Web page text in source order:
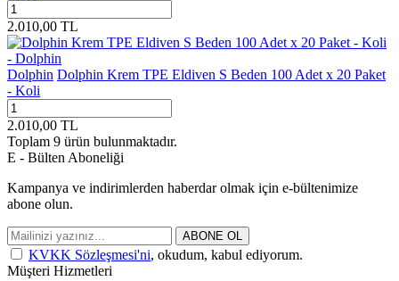
2.010,00 TL
Dolphin Dolphin Krem TPE Eldiven S Beden 100 Adet x 20 Paket
- Koli
2.010,00 TL
Toplam 9 ürün bulunmaktadır.
E - Bülten Aboneliği
Kampanya ve indirimlerden haberdar olmak için e-bültenimize
abone olun.
ABONE OL
KVKK Sözleşmesi'ni, okudum, kabul ediyorum.
Müşteri Hizmetleri